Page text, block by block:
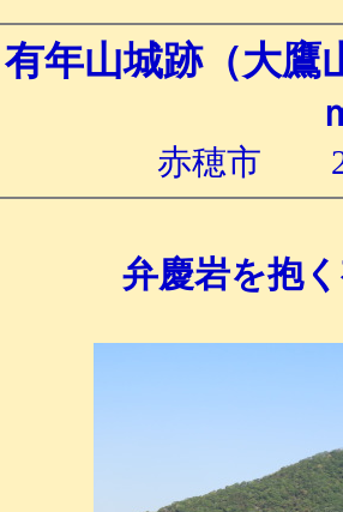
有年山城跡（大鷹
赤穂市
弁慶岩を抱